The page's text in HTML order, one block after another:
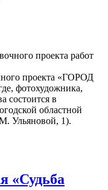
проекта «ГОРОД
фотохудожника,
состоится в
областной
Ульяновой, 1).
«Судьба